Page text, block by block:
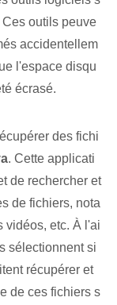
outils peuve
accidentellem
l'espace disqu
écrasé.
des fichi
. Cette applicati
de rechercher et
de fichiers, nota
vidéos, etc. À l'ai
sélectionnent si
récupérer et
de ces fichiers s